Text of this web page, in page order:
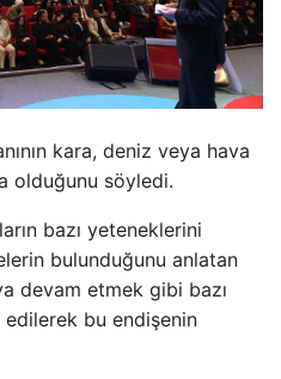
kara, deniz veya hava
olduğunu söyledi.
bazı yeteneklerini
bulunduğunu anlatan
devam etmek gibi bazı
edilerek bu endişenin